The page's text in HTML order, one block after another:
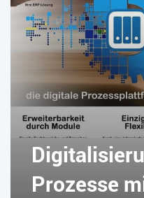
LOGISTIK
ONLINE-MARKETING PIM
SICHERHEIT
SOCIAL COMMERCE
SOFTWARE-AS-A-SERVICE
TRANSPORTLOGISTIK / LAGER
Prozesse